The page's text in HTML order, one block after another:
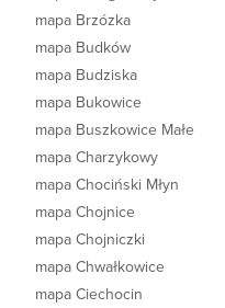
mapa Brzózka
mapa Budków
mapa Budziska
mapa Bukowice
mapa Buszkowice Małe
mapa Charzykowy
mapa Chociński Młyn
mapa Chojnice
mapa Chojniczki
mapa Chwałkowice
mapa Ciechocin